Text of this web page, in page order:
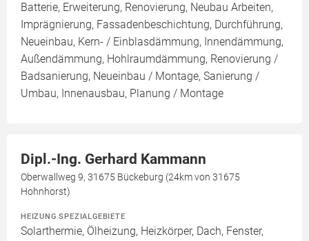
Batterie, Erweiterung, Renovierung, Neubau Arbeiten,
Imprägnierung, Fassadenbeschichtung, Durchführung,
Neueinbau, Kern- / Einblasdämmung, Innendämmung,
Außendämmung, Hohlraumdämmung, Renovierung /
Badsanierung, Neueinbau / Montage, Sanierung /
Umbau, Innenausbau, Planung / Montage
Dipl.-Ing. Gerhard Kammann
Oberwallweg 9, 31675 Bückeburg (24km von 31675
Hohnhorst)
HEIZUNG SPEZIALGEBIETE
Solarthermie, Ölheizung, Heizkörper, Dach, Fenster,